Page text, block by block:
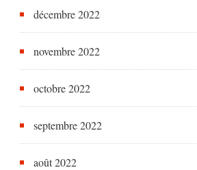
décembre 2022
novembre 2022
octobre 2022
septembre 2022
août 2022